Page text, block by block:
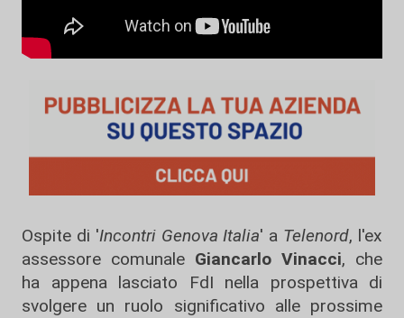
Ospite di 'Incontri Genova Italia' a Telenord, l'ex
assessore comunale Giancarlo Vinacci, che
ha appena lasciato FdI nella prospettiva di
svolgere un ruolo significativo alle prossime